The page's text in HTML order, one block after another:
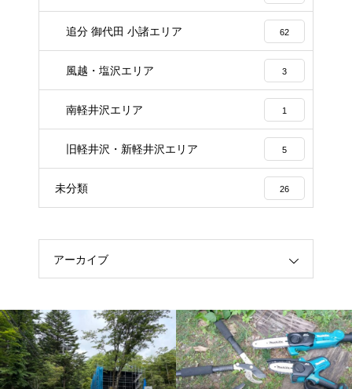
追分 御代田 小諸エリア 62
風越・塩沢エリア 3
南軽井沢エリア 1
旧軽井沢・新軽井沢エリア 5
未分類 26
アーカイブ